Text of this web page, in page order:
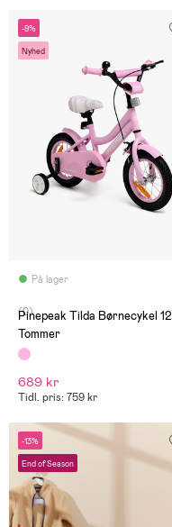
-9%
Nyhed
På lager
(0)
Pinepeak Tilda Børnecykel 12
Tommer
689 kr
Tidl. pris: 759 kr
-13%
End of Season